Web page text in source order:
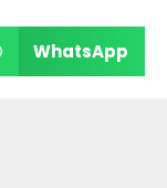
WhatsApp